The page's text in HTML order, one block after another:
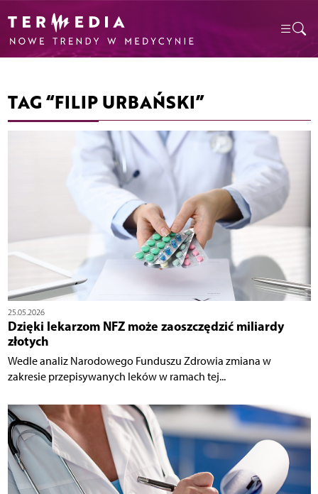
TAG “FILIP URBAŃSKI”
25.05.2026
Dzięki lekarzom NFZ może zaoszczędzić miliardy
złotych
Wedle analiz Narodowego Funduszu Zdrowia zmiana w
zakresie przepisywanych leków w ramach tej...